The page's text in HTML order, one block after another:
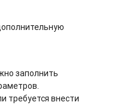
заполнить
требуется внести